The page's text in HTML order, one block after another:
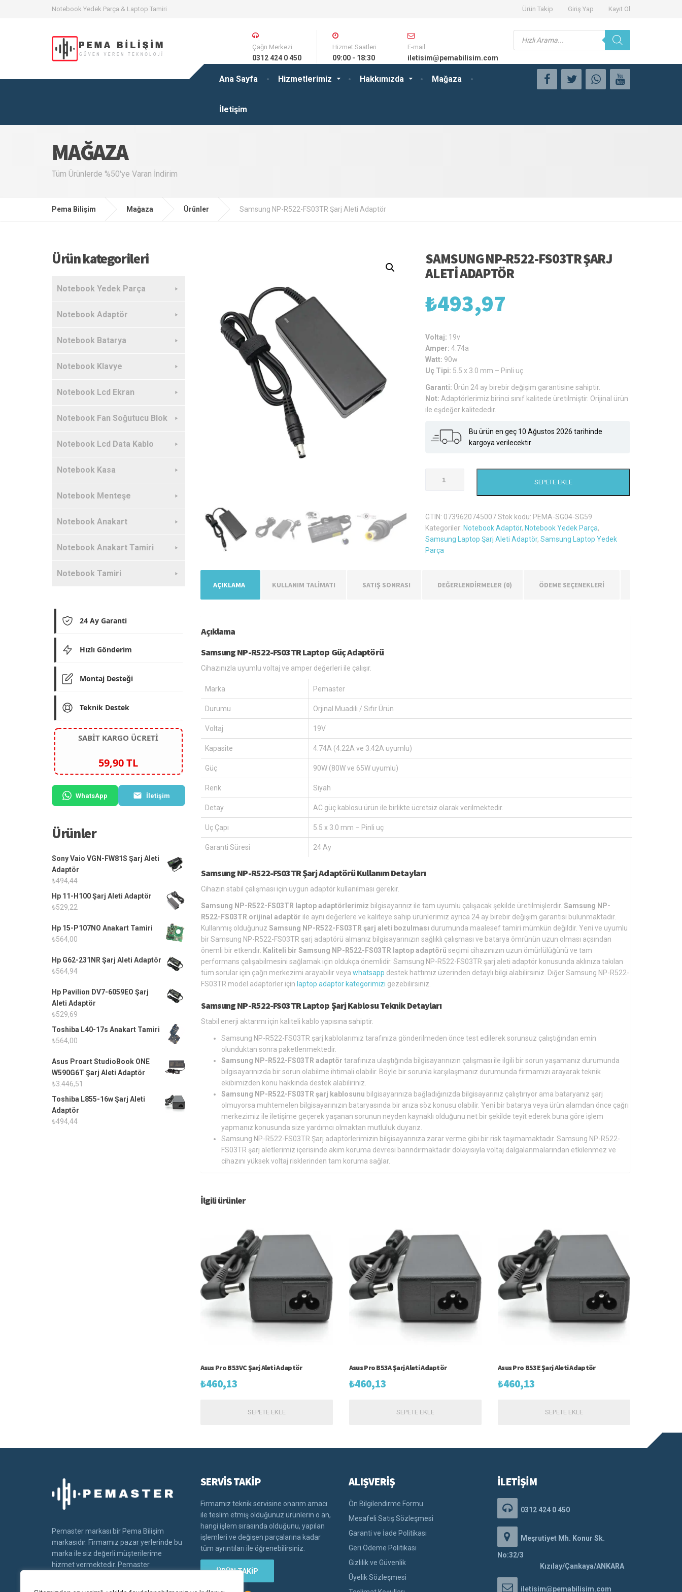
Notebook Yedek Parça & Laptop Tamiri Ürün Takip Giriş Yap Kayıt Ol
Ana Sayfa Hizmetlerimiz Hakkımızda Mağaza
İletişim
Çağrı Merkezi
0312 424 0 450
Hizmet Saatleri
09:00 - 18:30
E-mail
iletisim@pemabilisim.com
Products
search
MAĞAZA
Tüm Ürünlerde %50'ye Varan İndirim
Pema Bilişim Mağaza Ürünler Samsung NP-R522-FS03TR Şarj Aleti Adaptör
SAMSUNG NP-R522-FS03TR ŞARJ
ALETI ADAPTÖR
₺493,97
Voltaj: 19v
Amper:4.74a
Watt: 90w
Uç Tipi: 5.5 x 3.0 mm – Pinli uç
Garanti: Ürün 24 ay birebir değişim garantisine sahiptir.
Not: Adaptörlerimiz birinci sınıf kalitede üretilmiştir. Orijinal ürün
ile eşdeğer kalitededir.
Bu ürün en geç 10 Ağustos 2026 tarihinde
kargoya verilecektir
Şarj
Aleti
Adaptör
adet
SEPETE EKLE
GTIN: 0739620745007 Stok kodu: PEMA-SG04-SG59
Kategoriler: Notebook Adaptör, Notebook Yedek Parça,
Samsung Laptop Şarj Aleti Adaptör,Samsung Laptop Yedek
Parça
AÇIKLAMA KULLANIM TALİMATI SATIŞ SONRASI DEĞERLENDIRMELER (0) ÖDEME SEÇENEKLERİ
Açıklama
Samsung NP-R522-FS03TR Laptop Güç Adaptörü
Cihazınızla uyumlu voltaj ve amper değerleri ile çalışır.
Marka Pemaster
Durumu Orjinal Muadili / Sıfır Ürün
Voltaj 19V
Kapasite 4.74A (4.22A ve 3.42A uyumlu)
Güç 90W (80W ve 65W uyumlu)
Renk Siyah
Detay AC güç kablosu ürün ile birlikte ücretsiz olarak verilmektedir.
Uç Çapı 5.5 x 3.0 mm – Pinli uç
Garanti Süresi 24 Ay
Samsung NP-R522-FS03TR Şarj Adaptörü Kullanım Detayları
Cihazın stabil çalışması için uygun adaptör kullanılması gerekir.
Samsung NP-R522-FS03TR laptop adaptörlerimiz bilgisayarınız ile tam uyumlu çalışacak şekilde üretilmişlerdir. Samsung NP-
R522-FS03TR orijinal adaptör ile aynı değerlere ve kaliteye sahip ürünlerimiz ayrıca 24 ay birebir değişim garantisi bulunmaktadır.
Kullanmış olduğunuz Samsung NP-R522-FS03TR şarj aleti bozulması durumunda maalesef tamiri mümkün değildir. Yeni ve uyumlu
bir Samsung NP-R522-FS03TR şarj adaptörü almanız bilgisayarınızın sağlıklı çalışması ve batarya ömrünün uzun olması açsından
önemli bir etkendir. Kaliteli bir Samsung NP-R522-FS03TR laptop adaptörü seçimi cihazınızın uzun ömürlülüğünü ve tam
performans çalışabilmesini sağlamak için oldukça önemlidir. Samsung NP-R522-FS03TR şarj aleti adaptör konusunda aklınıza takılan
tüm sorular için çağrı merkezimi arayabilir veya whatsapp destek hattımız üzerinden detaylı bilgi alabilirsiniz. Diğer Samsung NP-R522-
FS03TR model adaptörler için laptop adaptör kategorimizi gezebilirsiniz.
Samsung NP-R522-FS03TR Laptop Şarj Kablosu Teknik Detayları
Stabil enerji aktarımı için kaliteli kablo yapısına sahiptir.
Samsung NP-R522-FS03TR şarj kablolarımız tarafınıza gönderilmeden önce test edilerek sorunsuz çalıştığından emin
olunduktan sonra paketlenmektedir.
Samsung NP-R522-FS03TR adaptör tarafınıza ulaştığında bilgisayarınızın çalışması ile ilgili bir sorun yaşamanız durumunda
bilgisayarınızda bir sorun olabilme ihtimali olabilir. Böyle bir sorunla karşılaşmanız durumunda firmamızı arayarak teknik
ekibimizden konu hakkında destek alabiliriniz.
Samsung NP-R522-FS03TR şarj kablosunu bilgisayarınıza bağladığınızda bilgisayarınız çalıştırıyor ama bataryanız şarj
olmuyorsa muhtemelen bilgisayarınızın bataryasında bir arıza söz konusu olabilir. Yeni bir batarya veya ürün alamdan önce çağrı
merkezimiz ile iletişime geçerek yaşanan sorunun neyden kaynaklı olduğunu net bir şekilde teyit ederek buna göre işlem
yapmanız konusunda size yardımcı olmaktan mutluluk duyarız.
Samsung NP-R522-FS03TR Şarj adaptörlerimizin bilgisayarınıza zarar verme gibi bir risk taşımamaktadır. Samsung NP-R522-
FS03TR şarj aletlerimiz içerisinde akım koruma devresi barındırmaktadır dolayısıyla voltaj dalgalanmalarından etkilenmez ve
cihazını yüksek voltaj risklerinden tam koruma sağlar.
İlgili ürünler
Asus Pro B53VC Şarj Aleti Adaptör
₺460,13
SEPETE EKLE
Asus Pro B53A Şarj Aleti Adaptör
₺460,13
SEPETE EKLE
Asus Pro B53E Şarj Aleti Adaptör
₺460,13
SEPETE EKLE
Ürün kategorileri
Notebook Yedek Parça
Notebook Adaptör
Notebook Batarya
Notebook Klavye
Notebook Lcd Ekran
Notebook Fan Soğutucu Blok
Notebook Lcd Data Kablo
Notebook Kasa
Notebook Menteşe
Notebook Anakart
Notebook Anakart Tamiri
Notebook Tamiri
24 Ay Garanti
Hızlı Gönderim
Montaj Desteği
Teknik Destek
SABİT KARGO ÜCRETİ
59,90 TL
WhatsApp İletişim
Ürünler
Sony Vaio VGN-FW81S Şarj Aleti
Adaptör
₺494,44
Hp 11-H100 Şarj Aleti Adaptör
₺529,22
Hp 15-P107NO Anakart Tamiri
₺564,00
Hp G62-231NR Şarj Aleti Adaptör
₺564,94
Hp Pavilion DV7-6059EO Şarj
Aleti Adaptör
₺529,69
Toshiba L40-17s Anakart Tamiri
₺564,00
Asus Proart StudioBook ONE
W590G6T Şarj Aleti Adaptör
₺3.446,51
Toshiba L855-16w Şarj Aleti
Adaptör
₺494,44
Pemaster markası bir Pema Bilişim
markasıdır. Firmamız pazar yerlerinde bu
marka ile siz değerli müşterilerime
hizmet vermektedir. Pemaster
SERVİS TAKİP
Firmamız teknik servisine onarım amacı
ile teslim etmiş olduğunuz ürünlerin o an,
hangi işlem sırasında olduğunu, yapılan
işlemleri ve değişen parçalarına kadar
tüm ayrıntıları ile öğrenebilirsiniz.
ÜRÜN TAKİP
ALIŞVERİŞ
Ön Bilgilendirme Formu
Mesafeli Satış Sözleşmesi
Garanti ve İade Politikası
Geri Ödeme Politikası
Gizlilik ve Güvenlik
Üyelik Sözleşmesi
İLETİŞİM
0312 424 0 450
Meşrutiyet Mh. Konur Sk.
No:32/3
Kızılay/Çankaya/ANKARA
iletisim@pemabilisim.com